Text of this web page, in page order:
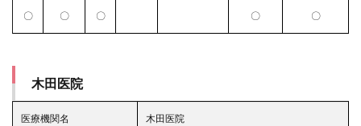
〇 〇 〇 〇 〇
木田医院
医療機関名 木田医院